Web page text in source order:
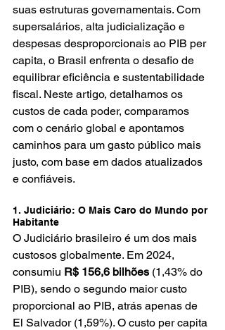
suas estruturas governamentais. Com
supersalários, alta judicialização e
despesas desproporcionais ao PIB per
capita, o Brasil enfrenta o desafio de
equilibrar eficiência e sustentabilidade
fiscal. Neste artigo, detalhamos os
custos de cada poder, comparamos
com o cenário global e apontamos
caminhos para um gasto público mais
justo, com base em dados atualizados
e confiáveis.
1. Judiciário: O Mais Caro do Mundo por
Habitante
O Judiciário brasileiro é um dos mais
custosos globalmente. Em 2024,
consumiu R$ 156,6 bilhões (1,43% do
PIB), sendo o segundo maior custo
proporcional ao PIB, atrás apenas de
El Salvador (1,59%). O custo per capita